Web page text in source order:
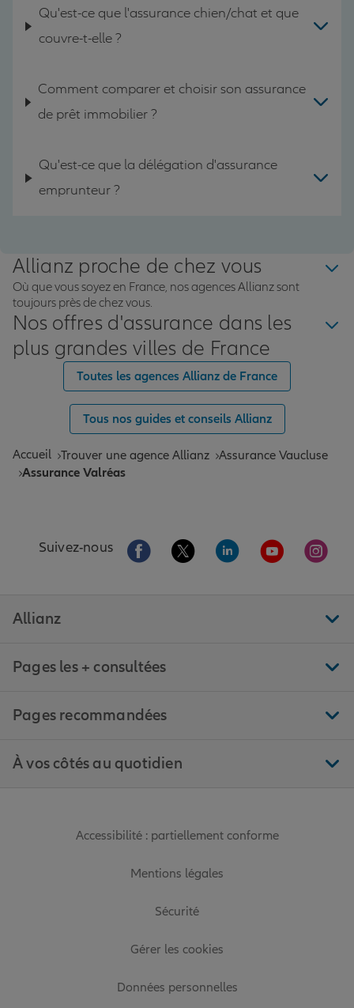
Qu'est-ce que l'assurance chien/chat et que
couvre-t-elle ?
Comment comparer et choisir son assurance
de prêt immobilier ?
Qu'est-ce que la délégation d'assurance
emprunteur ?
Allianz proche de chez vous
Où que vous soyez en France, nos agences Allianz sont
toujours près de chez vous.
Nos offres d'assurance dans les
plus grandes villes de France
Toutes les agences Allianz de France
Tous nos guides et conseils Allianz
Accueil Trouver une agence Allianz Assurance Vaucluse
Assurance Valréas
Suivez-nous Aller sur la page Facebook de Allianz
Aller sur la page Twitter de
Aller sur la page
Aller sur la
Aller
Allianz
Pages les + consultées
Pages recommandées
À vos côtés au quotidien
Accessibilité : partiellement conforme
Mentions légales
Sécurité
Gérer les cookies
Données personnelles